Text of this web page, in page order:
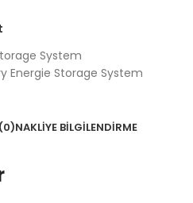
System
Energie Storage System
NAKLIYE BILGILENDIRME